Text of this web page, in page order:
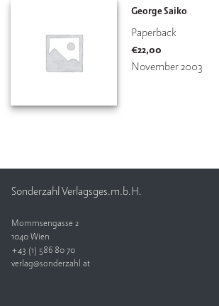
George Saiko
Paperback
€22,00
November 2003
Sonderzahl Verlagsges.m.b.H.
Mommsengasse 2
1040 Wien
+43 (1) 586 80 70
verlag@sonderzahl.at